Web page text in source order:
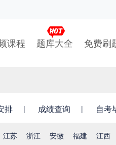
课程 题库大全 免费刷
排 成绩查询 自考
江苏 浙江 安徽 福建 江西